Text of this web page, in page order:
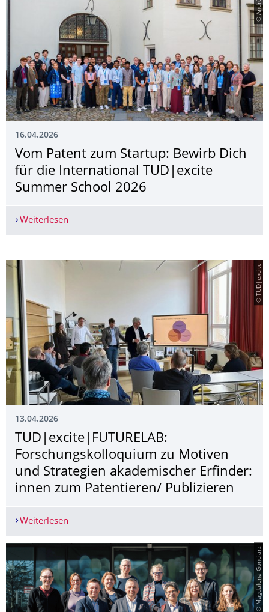
16.04.2026
Vom Patent zum Startup: Bewirb Dich
für die International TUD|excite
Summer School 2026
Weiterlesen
© TUD|excite
13.04.2026
TUD|excite|FUTURELAB:
Forschungskollo­quium zu Motiven
und Strategien akademischer Erfinder:
innen zum Patentieren/ Publizieren
Weiterlesen
© Magdalena Gonciarz